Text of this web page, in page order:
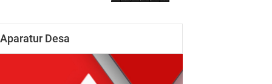
Aparatur Desa